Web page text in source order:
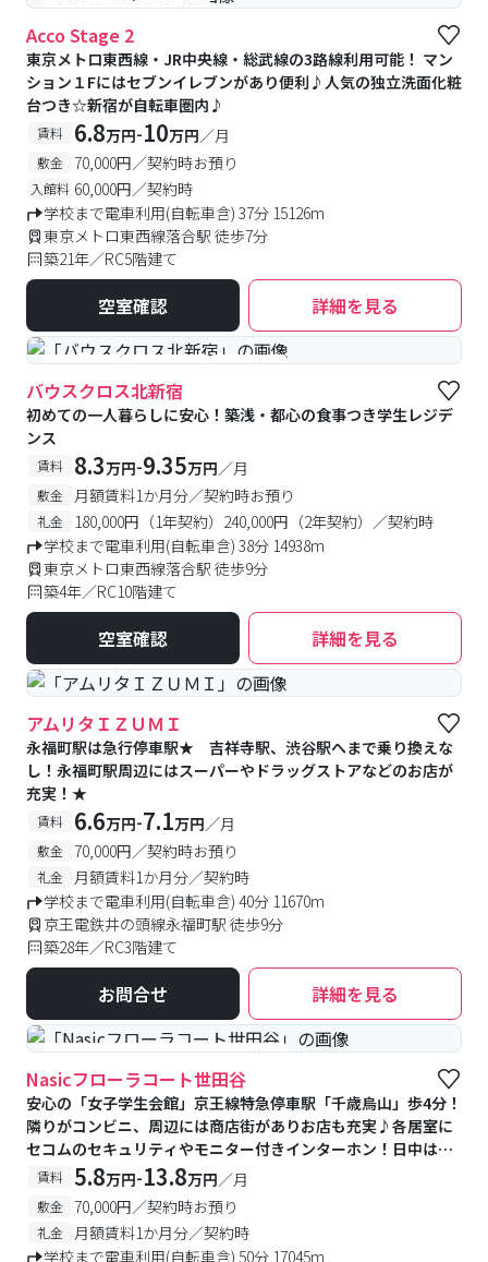
#予約受付中 #空室待ち
Acco Stage 2
東京メトロ東西線・JR中央線・総武線の3路線利用可能！ マン
ション１Fにはセブンイレブンがあり便利♪人気の独立洗面化粧
台つき☆新宿が自転車圏内♪
賃料 6.8万円-10万円／月
敷金 70,000円／契約時お預り
入館料 60,000円／契約時
学校まで電車利用(自転車含) 37分 15126m
東京メトロ東西線落合駅 徒歩7分
築21年／RC5階建て
空室確認 詳細を見る
#食事付き #予約受付中 #空室待ち
バウスクロス北新宿
初めての一人暮らしに安心！築浅・都心の食事つき学生レジデ
ンス
賃料 8.3万円-9.35万円／月
敷金 月額賃料1か月分／契約時お預り
礼金
180,000円（1年契約）240,000円（2年契約）／契約時
学校まで電車利用(自転車含) 38分 14938m
東京メトロ東西線落合駅 徒歩9分
築4年／RC10階建て
空室確認 詳細を見る
アムリタＩＺＵＭＩ
永福町駅は急行停車駅★ 吉祥寺駅、渋谷駅へまで乗り換えな
し！永福町駅周辺にはスーパーやドラッグストアなどのお店が
充実！★
賃料 6.6万円-7.1万円／月
敷金 70,000円／契約時お預り
礼金
月額賃料1か月分／契約時
学校まで電車利用(自転車含) 40分 11670m
京王電鉄井の頭線永福町駅 徒歩9分
築28年／RC3階建て
お問合せ 詳細を見る
#女性専用 #予約受付中 #空室待ち
Nasicフローラコート世田谷
安心の「女子学生会館」京王線特急停車駅「千歳烏山」歩4分！
隣りがコンビニ、周辺には商店街がありお店も充実♪各居室に
セコムのセキュリティやモニター付きインターホン！日中は管
理人さんもいます◎館内にはピアノ室、防音室、カンファレン
スルーム(共有キッチン付スペース)もあります
賃料 5.8万円-13.8万円／月
敷金 70,000円／契約時お預り
礼金
月額賃料1か月分／契約時
学校まで電車利用(自転車含) 50分 17045m